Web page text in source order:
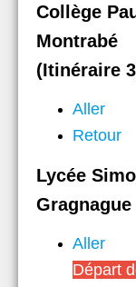
Collège
(Itinéraire
Aller
Retour
Lycée
Aller
Départ